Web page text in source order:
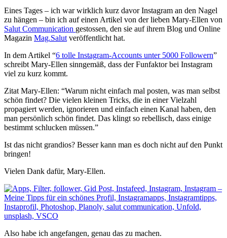
Eines Tages – ich war wirklich kurz davor Instagram an den Nagel
zu hängen – bin ich auf einen Artikel von der lieben Mary-Ellen von
Salut Communication gestossen, den sie auf ihrem Blog und Online
Magazin Mag.Salut veröffentlicht hat.
In dem Artikel “6 tolle Instagram-Accounts unter 5000 Followern”
schreibt Mary-Ellen sinngemäß, dass der Funfaktor bei Instagram
viel zu kurz kommt.
Zitat Mary-Ellen: “Warum nicht einfach mal posten, was man selbst
schön findet? Die vielen kleinen Tricks, die in einer Vielzahl
propagiert werden, ignorieren und einfach einen Kanal haben, den
man persönlich schön findet. Das klingt so rebellisch, dass einige
bestimmt schlucken müssen.”
Ist das nicht grandios? Besser kann man es doch nicht auf den Punkt
bringen!
Vielen Dank dafür, Mary-Ellen.
Also habe ich angefangen, genau das zu machen.